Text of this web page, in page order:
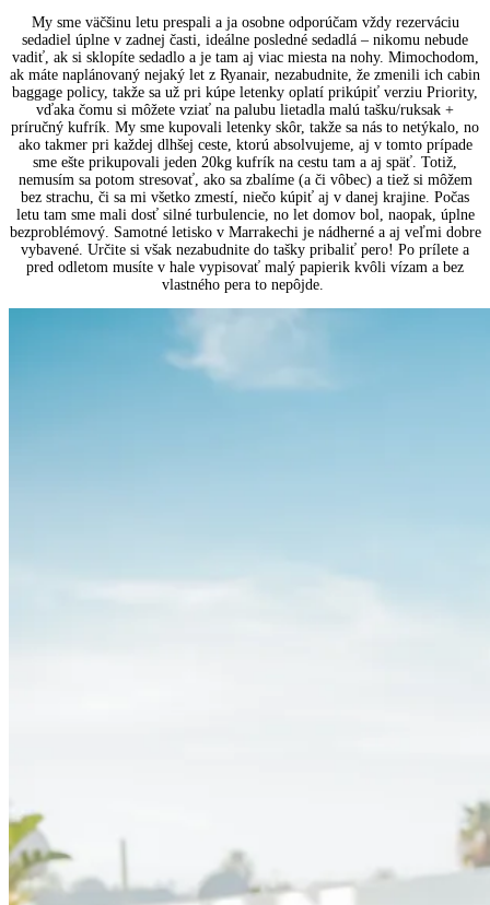
My sme väčšinu letu prespali a ja osobne odporúčam vždy rezerváciu
sedadiel úplne v zadnej časti, ideálne posledné sedadlá – nikomu nebude
vadiť, ak si sklopíte sedadlo a je tam aj viac miesta na nohy. Mimochodom,
ak máte naplánovaný nejaký let z Ryanair, nezabudnite, že zmenili ich cabin
baggage policy, takže sa už pri kúpe letenky oplatí prikúpiť verziu Priority,
vďaka čomu si môžete vziať na palubu lietadla malú tašku/ruksak +
príručný kufrík. My sme kupovali letenky skôr, takže sa nás to netýkalo, no
ako takmer pri každej dlhšej ceste, ktorú absolvujeme, aj v tomto prípade
sme ešte prikupovali jeden 20kg kufrík na cestu tam a aj späť. Totiž,
nemusím sa potom stresovať, ako sa zbalíme (a či vôbec) a tiež si môžem
bez strachu, či sa mi všetko zmestí, niečo kúpiť aj v danej krajine. Počas
letu tam sme mali dosť silné turbulencie, no let domov bol, naopak, úplne
bezproblémový. Samotné letisko v Marrakechi je nádherné a aj veľmi dobre
vybavené. Určite si však nezabudnite do tašky pribaliť pero! Po prílete a
pred odletom musíte v hale vypisovať malý papierik kvôli vízam a bez
vlastného pera to nepôjde.